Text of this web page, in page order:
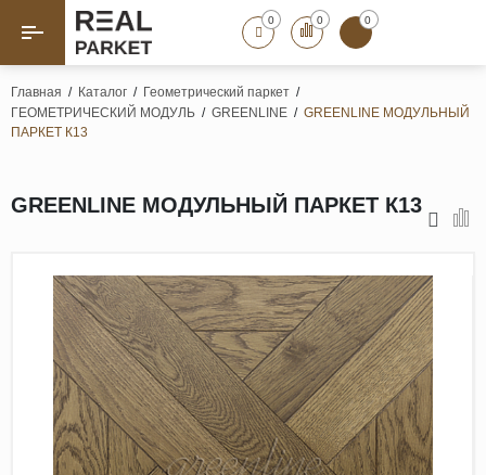
Назад
Паркет «Елка»
Штучный паркет
Инженерная доска
Паркетная доска
Полы для ванных комнат
Террасная доска
Пробковые покрытия
Ламинат
0 0 0
Главная / Каталог / Геометрический паркет /
ГЕОМЕТРИЧЕСКИЙ МОДУЛЬ / GREENLINE / GREENLINE МОДУЛЬНЫЙ
ПАРКЕТ К13
GREENLINE МОДУЛЬНЫЙ ПАРКЕТ К13